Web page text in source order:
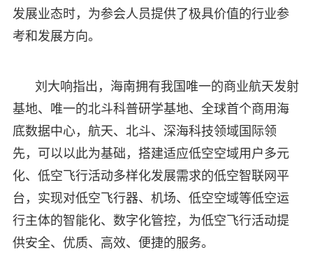
发展业态时，为参会人员提供了极具价值的行业参
考和发展方向。
刘大响指出，海南拥有我国唯一的商业航天发射
基地、唯一的北斗科普研学基地、全球首个商用海
底数据中心，航天、北斗、深海科技领域国际领
先，可以以此为基础，搭建适应低空空域用户多元
化、低空飞行活动多样化发展需求的低空智联网平
台，实现对低空飞行器、机场、低空空域等低空运
行主体的智能化、数字化管控，为低空飞行活动提
供安全、优质、高效、便捷的服务。